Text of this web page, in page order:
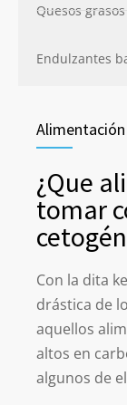
Quesos grasos
Endulzantes
¿Que
tomar
Con la dita
drástica de
aquellos
altos en
algunos de